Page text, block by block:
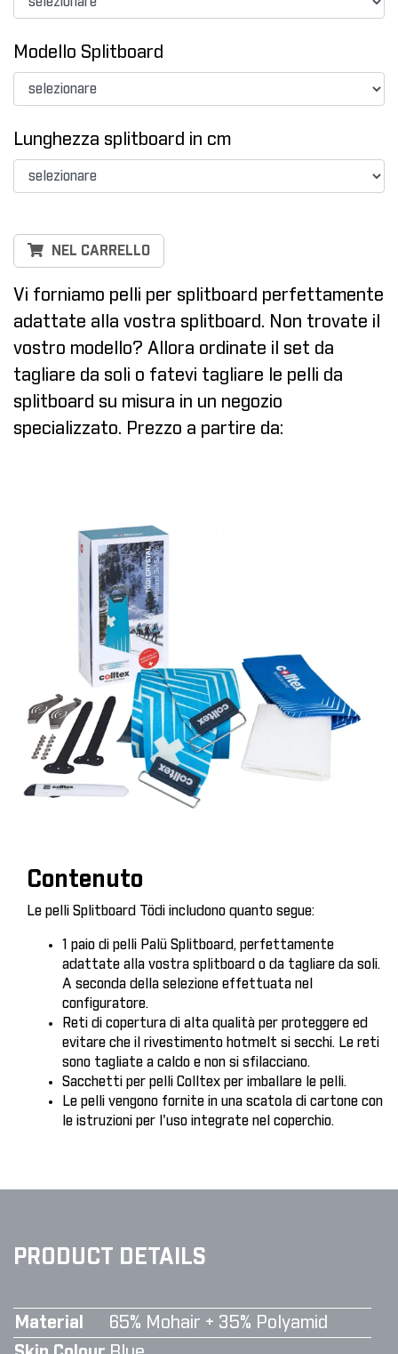
Modello Splitboard
Lunghezza splitboard in cm
NEL CARRELLO
Vi forniamo pelli per splitboard perfettamente
adattate alla vostra splitboard. Non trovate il
vostro modello? Allora ordinate il set da
tagliare da soli o fatevi tagliare le pelli da
splitboard su misura in un negozio
specializzato. Prezzo a partire da:
Contenuto
Le pelli Splitboard Tödi includono quanto segue:
1 paio di pelli Palü Splitboard, perfettamente
adattate alla vostra splitboard o da tagliare da soli.
A seconda della selezione effettuata nel
configuratore.
Reti di copertura di alta qualità per proteggere ed
evitare che il rivestimento hotmelt si secchi. Le reti
sono tagliate a caldo e non si sfilacciano.
Sacchetti per pelli Colltex per imballare le pelli.
Le pelli vengono fornite in una scatola di cartone con
le istruzioni per l'uso integrate nel coperchio.
PRODUCT DETAILS
Material
65% Mohair + 35% Polyamid